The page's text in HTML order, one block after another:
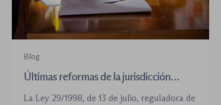
Blog
Últimas reformas de la jurisdicción
La Ley 29/1998, de 13 de julio, reguladora de